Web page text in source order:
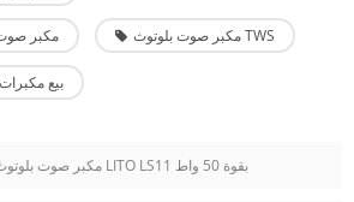
مكبر صوت مكبر صوت بلوتوث TWS
بيع
مكبر صوت بلوتوث لاسلكي خارجي LITO LS11 بقوة 50 واط